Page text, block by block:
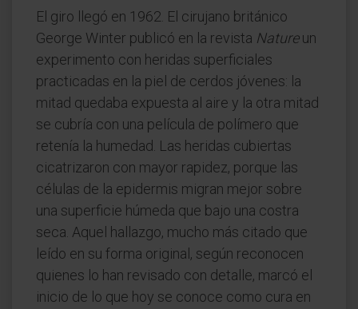
El giro llegó en 1962. El cirujano británico
George Winter publicó en la revista Natureun
experimento con heridas superficiales
practicadas en la piel de cerdos jóvenes: la
mitad quedaba expuesta al aire y la otra mitad
se cubría con una película de polímero que
retenía la humedad. Las heridas cubiertas
cicatrizaron con mayor rapidez, porque las
células de la epidermis migran mejor sobre
una superficie húmeda que bajo una costra
seca. Aquel hallazgo, mucho más citado que
leído en su forma original, según reconocen
quienes lo han revisado con detalle, marcó el
inicio de lo que hoy se conoce como cura en